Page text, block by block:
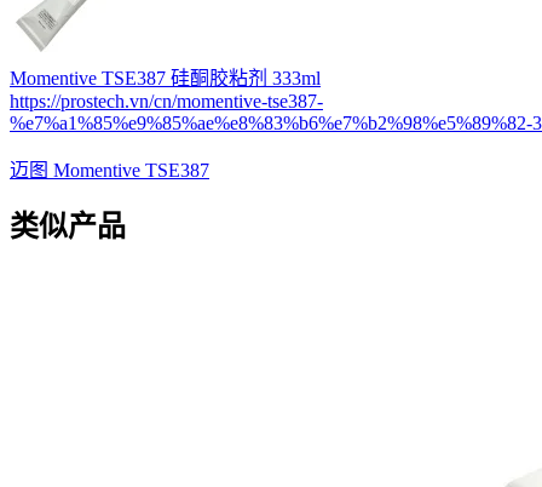
Momentive TSE387 硅酮胶粘剂 333ml
https://prostech.vn/cn/momentive-tse387-
%e7%a1%85%e9%85%ae%e8%83%b6%e7%b2%98%e5%89%82-
迈图 Momentive TSE387
类似产品